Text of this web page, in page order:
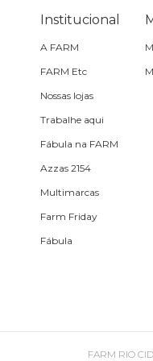
Pin e
Institucional
A FARM
FARM Etc
Nossas lojas
Trabalhe aqui
Fábula na FARM
Azzas 2154
Multimarcas
Farm Friday
Fábula
FARM RIO